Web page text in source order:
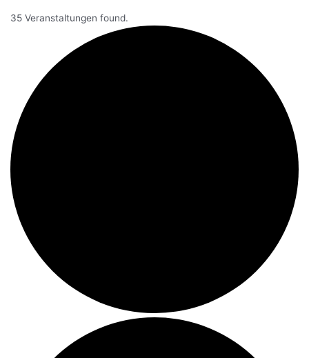
35 Veranstaltungen found.